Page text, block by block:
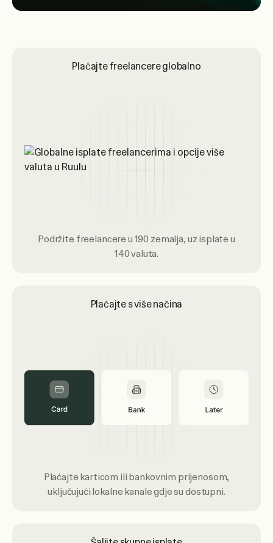
Plaćajte freelancere globalno
Podržite freelancere u 190 zemalja, uz isplate u
140 valuta.
Plaćajte s više načina
Plaćajte karticom ili bankovnim prijenosom,
uključujući lokalne kanale gdje su dostupni.